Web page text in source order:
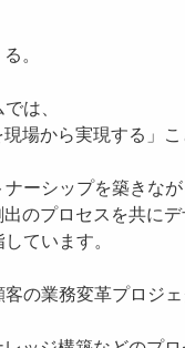
。
は、
場から実現する」
ーシップを築きなが
のプロセスを共にデ
ています。
の業務変革プロジ